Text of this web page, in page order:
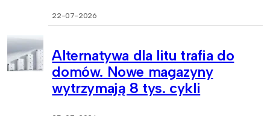
22-07-2026
Alternatywa dla litu trafia do
domów. Nowe magazyny
wytrzymają 8 tys. cykli